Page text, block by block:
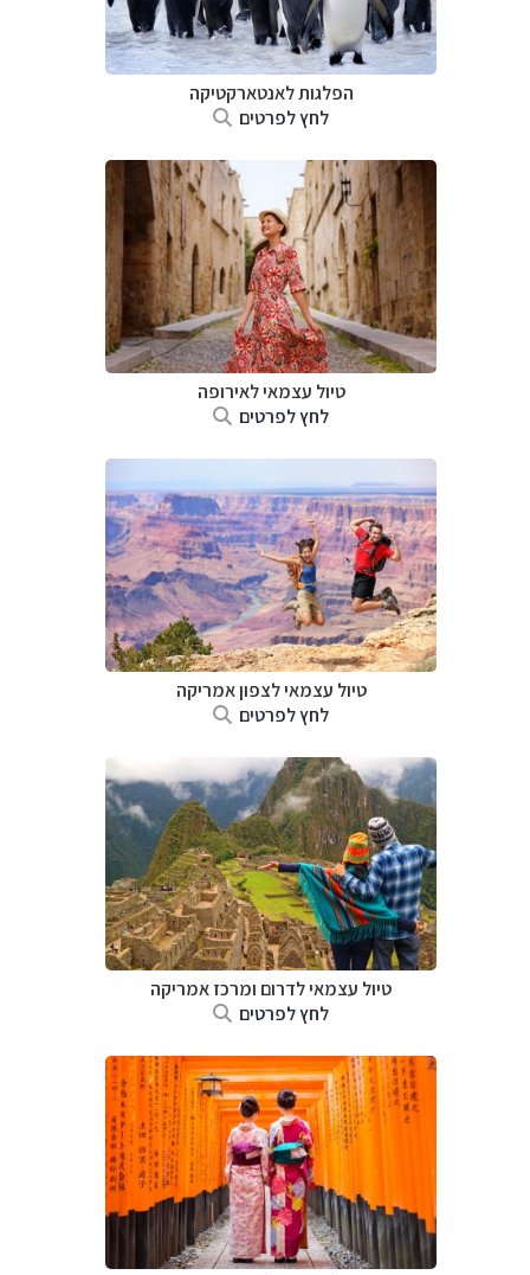
הפלגות לאנטארקטיקה
לחץ לפרטים
טיול עצמאי לאירופה
לחץ לפרטים
טיול עצמאי לצפון אמריקה
לחץ לפרטים
טיול עצמאי לדרום ומרכז אמריקה
לחץ לפרטים